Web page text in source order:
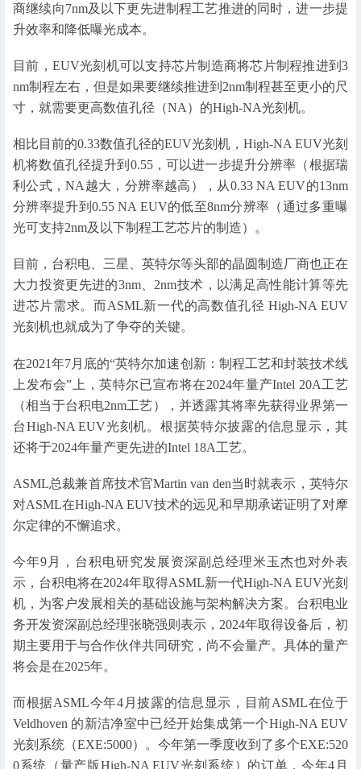
商继续向7nm及以下更先进制程工艺推进的同时，进一步提
升效率和降低曝光成本。
目前，EUV光刻机可以支持芯片制造商将芯片制程推进到3
nm制程左右，但是如果要继续推进到2nm制程甚至更小的尺
寸，就需要更高数值孔径（NA）的High-NA光刻机。
相比目前的0.33数值孔径的EUV光刻机，High-NA EUV光刻
机将数值孔径提升到0.55，可以进一步提升分辨率（根据瑞
利公式，NA越大，分辨率越高），从0.33 NA EUV的13nm
分辨率提升到0.55 NA EUV的低至8nm分辨率（通过多重曝
光可支持2nm及以下制程工艺芯片的制造）。
目前，台积电、三星、英特尔等头部的晶圆制造厂商也正在
大力投资更先进的3nm、2nm技术，以满足高性能计算等先
进芯片需求。而ASML新一代的高数值孔径 High-NA EUV
光刻机也就成为了争夺的关键。
在2021年7月底的“英特尔加速创新：制程工艺和封装技术线
上发布会”上，英特尔已宣布将在2024年量产Intel 20A工艺
（相当于台积电2nm工艺），并透露其将率先获得业界第一
台High-NA EUV光刻机。根据英特尔披露的信息显示，其
还将于2024年量产更先进的Intel 18A工艺。
ASML总裁兼首席技术官Martin van den当时就表示，英特尔
对ASML在High-NA EUV技术的远见和早期承诺证明了对摩
尔定律的不懈追求。
今年9月，台积电研究发展资深副总经理米玉杰也对外表
示，台积电将在2024年取得ASML新一代High-NA EUV光刻
机，为客户发展相关的基础设施与架构解决方案。台积电业
务开发资深副总经理张晓强则表示，2024年取得设备后，初
期主要用于与合作伙伴共同研究，尚不会量产。具体的量产
将会是在2025年。
而根据ASML今年4月披露的信息显示，目前ASML在位于
Veldhoven 的新洁净室中已经开始集成第一个High-NA EUV
光刻系统（EXE:5000）。今年第一季度收到了多个EXE:520
0系统（量产版High-NA EUV光刻系统）的订单，今年4月